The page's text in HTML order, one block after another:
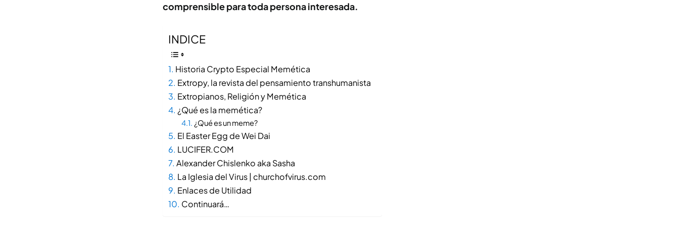
comprensible para toda persona interesada.
INDICE
Historia Crypto Especial Memética
Extropy, la revista del pensamiento transhumanista
Extropianos, Religión y Memética
¿Qué es la memética?
¿Qué es un meme?
El Easter Egg de Wei Dai
LUCIFER.COM
Alexander Chislenko aka Sasha
La Iglesia del Virus | churchofvirus.com
Enlaces de Utilidad
Continuará…